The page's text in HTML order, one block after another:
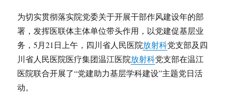
为切实贯彻落实院党委关于开展干部作风建设年的部
署，发挥医联体主体单位带头作用，以党建促基层业
务，5月21日上午，四川省人民医院放射科党支部及四
川省人民医院医疗集团温江医院放射科党支部在温江
医院联合开展了“党建助力基层学科建设”主题党日活
动。